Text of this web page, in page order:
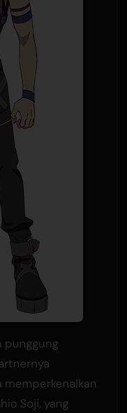
punggung
memperkenalkan
Soji, yang